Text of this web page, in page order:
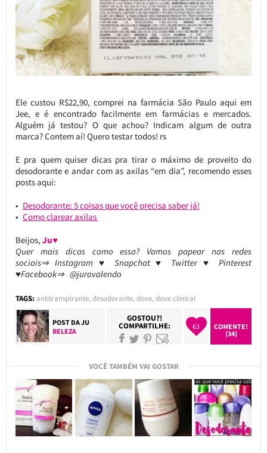
Ele custou R$22,90, comprei na farmácia São Paulo aqui em
Jee, e é encontrado facilmente em farmácias e mercados.
Alguém já testou? O que achou? Indicam algum de outra
marca? Contem aí! Quero testar todos! rs
E pra quem quiser dicas pra tirar o máximo de proveito do
desodorante e andar com as axilas “em dia”, recomendo esses
posts aqui:
Desodorante: 5 coisas que você precisa saber já!
Como clarear axilas
Beijos, Ju♥
Quer mais dicas como essa? Vamos papear nas redes
sociais⇒ Instagram ♥ Snapchat ♥ Twitter ♥ Pinterest
♥Facebook⇒ @jurovalendo
TAGS: antitranspirante,desodorante,dove,dove clinical
POST DAJU
BELEZA
GOSTOU?!
COMPARTILHE: 63
COMENTE!
(34)
VOCÊ TAMBÉM VAI GOSTAR